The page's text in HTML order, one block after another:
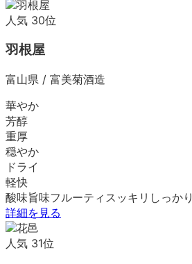
人気 30位
羽根屋
富山県 / 富美菊酒造
華やか
芳醇
重厚
穏やか
ドライ
軽快
酸味旨味フルーティ スッキリ しっかり
詳細を見る
人気 31位